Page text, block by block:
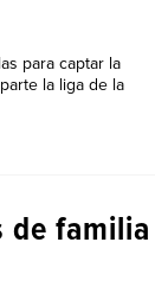
para captar la
la liga de la
de familia